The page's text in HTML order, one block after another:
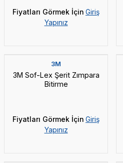
Fiyatları Görmek İçin Giriş
Yapınız
3M
3M Sof-Lex Şerit Zımpara
Bitirme
Fiyatları Görmek İçin Giriş
Yapınız